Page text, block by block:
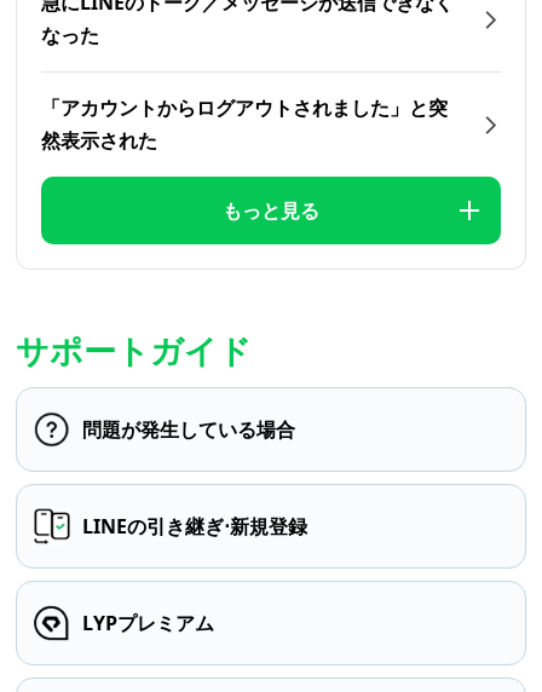
なった
「アカウントからログアウトされました」と突
然表示された
もっと見る
サポートガイド
問題が発生している場合
LINEの引き継ぎ⋅新規登録
LYPプレミアム